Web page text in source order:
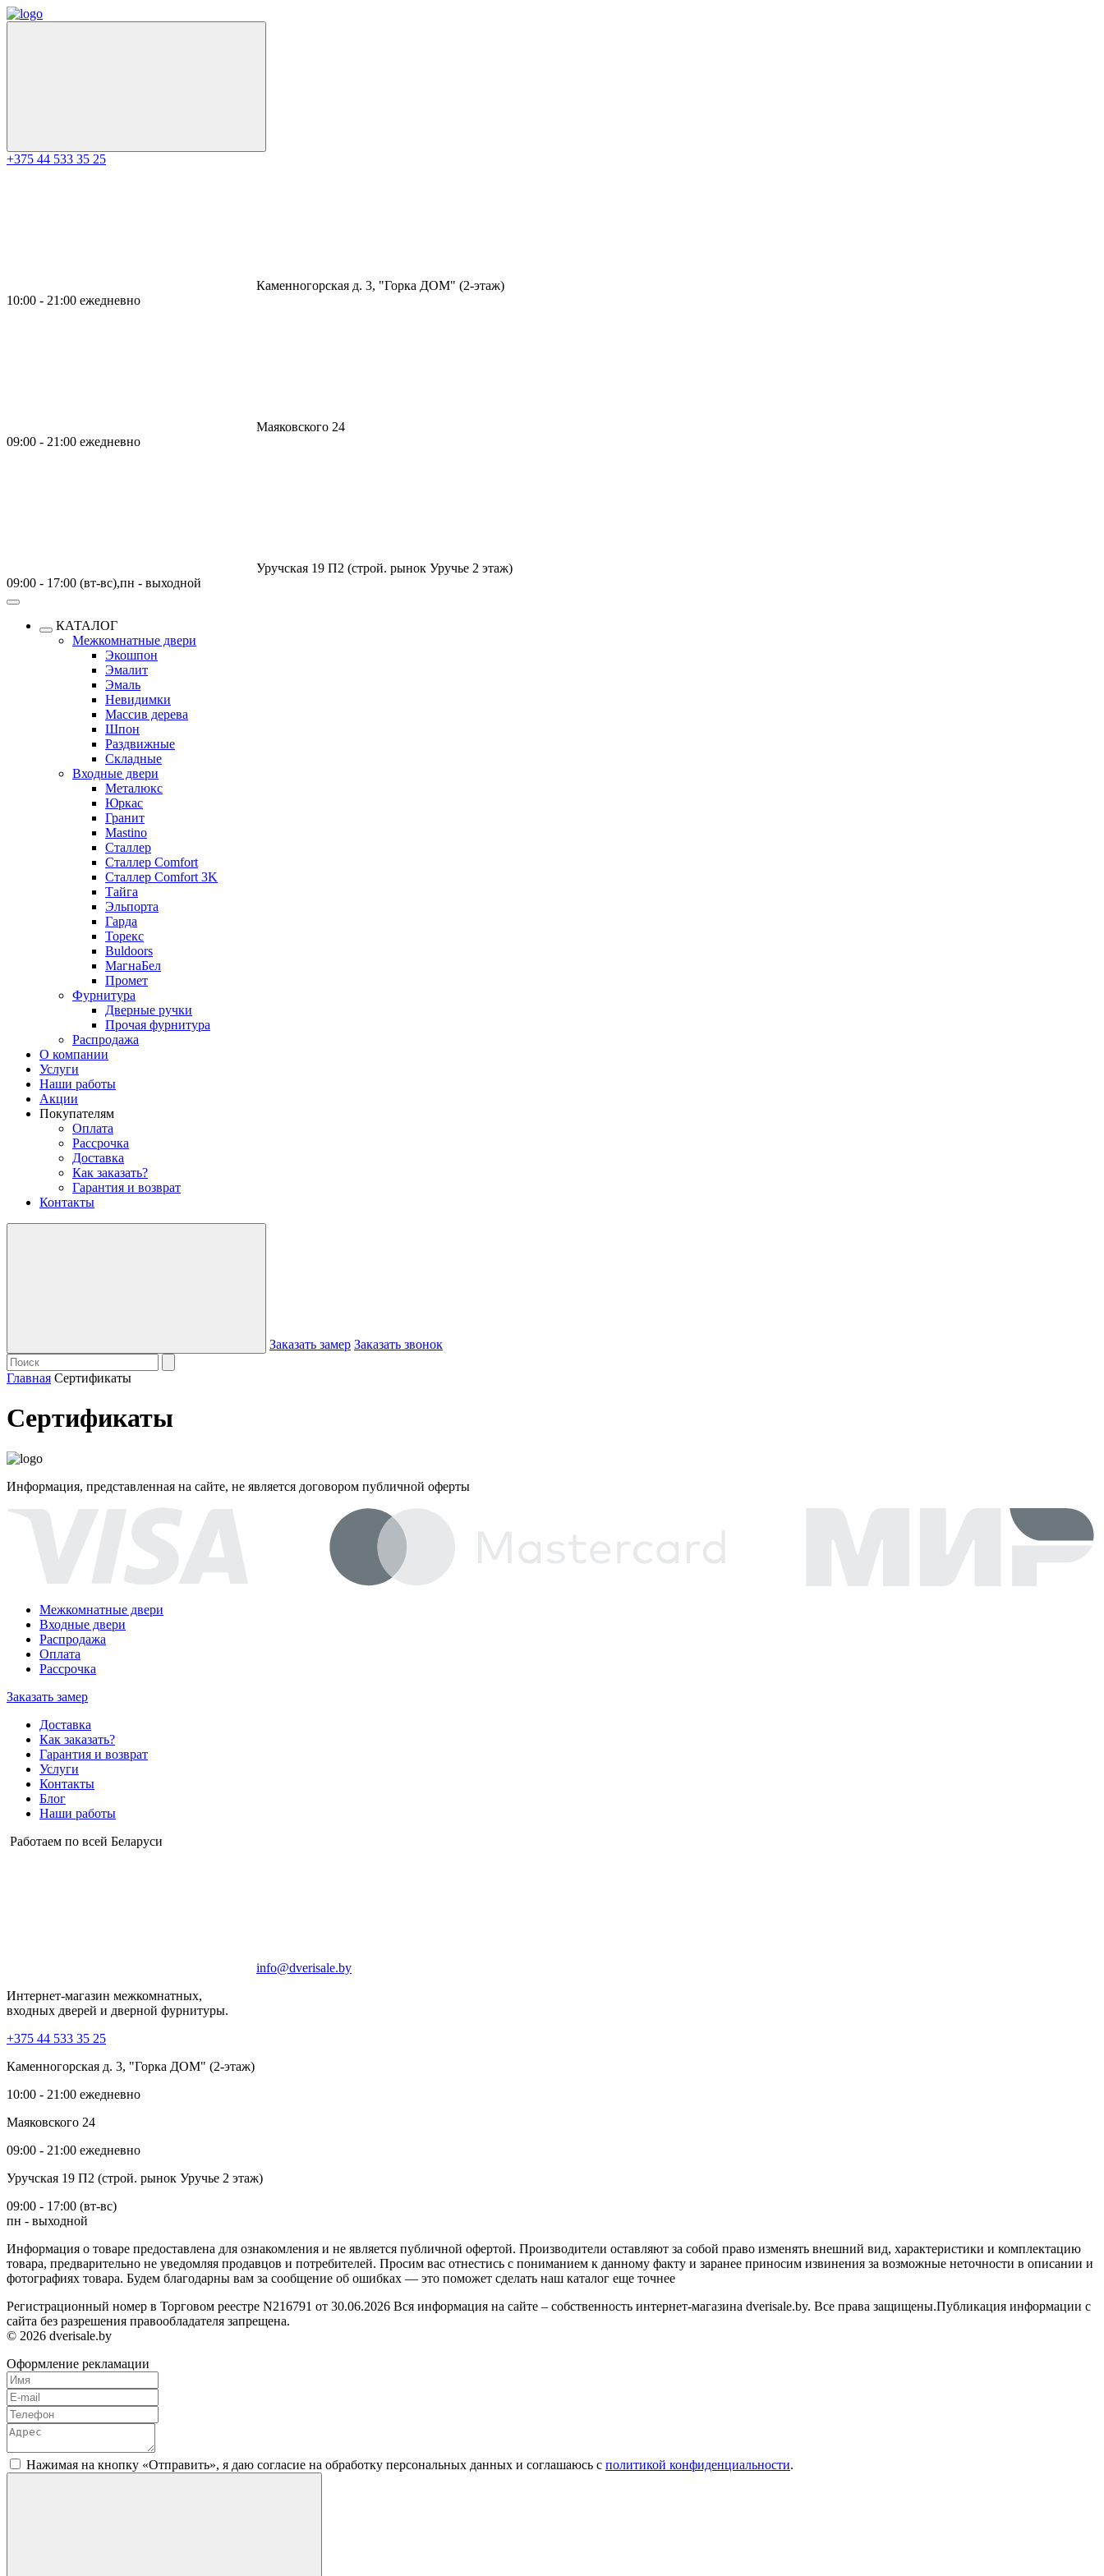
+375 44 533 35 25
Каменногорская д. 3, "Горка ДОМ" (2-этаж)
10:00 - 21:00 ежедневно
Маяковского 24
09:00 - 21:00 ежедневно
Уручская 19 П2 (строй. рынок Уручье 2 этаж)
09:00 - 17:00 (вт-вс),пн - выходной
КАТАЛОГ
Межкомнатные двери
Экошпон
Эмалит
Эмаль
Невидимки
Массив дерева
Шпон
Раздвижные
Складные
Входные двери
Металюкс
Юркас
Гранит
Mastino
Сталлер
Сталлер Comfort
Сталлер Comfort 3K
Тайга
Эльпорта
Гарда
Торекс
Buldoors
МагнаБел
Промет
Фурнитура
Дверные ручки
Прочая фурнитура
Распродажа
О компании
Услуги
Наши работы
Акции
Покупателям
Оплата
Рассрочка
Доставка
Как заказать?
Гарантия и возврат
Контакты
Заказать замер Заказать звонок
Главная Сертификаты
Сертификаты
Информация, представленная на сайте, не является договором публичной оферты
Межкомнатные двери
Входные двери
Распродажа
Оплата
Рассрочка
Заказать замер
Доставка
Как заказать?
Гарантия и возврат
Услуги
Контакты
Блог
Наши работы
Работаем по всей Беларуси
info@dverisale.by
Интернет-магазин межкомнатных,
входных дверей и дверной фурнитуры.
+375 44 533 35 25
Каменногорская д. 3, "Горка ДОМ" (2-этаж)
10:00 - 21:00 ежедневно
Маяковского 24
09:00 - 21:00 ежедневно
Уручская 19 П2 (строй. рынок Уручье 2 этаж)
09:00 - 17:00 (вт-вс)
пн - выходной
Информация о товаре предоставлена для ознакомления и не является публичной офертой. Производители оставляют за собой право изменять внешний вид, характеристики и комплектацию
товара, предварительно не уведомляя продавцов и потребителей. Просим вас отнестись с пониманием к данному факту и заранее приносим извинения за возможные неточности в описании и
фотографиях товара. Будем благодарны вам за сообщение об ошибках — это поможет сделать наш каталог еще точнее
Регистрационный номер в Торговом реестре N216791 от 30.06.2026 Вся информация на сайте – собственность интернет-магазина dverisale.by. Все права защищены.Публикация информации с
сайта без разрешения правообладателя запрещена.
© 2026 dverisale.by
Оформление рекламации
Нажимая на кнопку «Отправить», я даю согласие на обработку персональных данных и соглашаюсь c политикой конфиденциальности.